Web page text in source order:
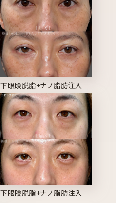
下眼瞼脱脂+ナノ脂肪注入
下眼瞼脱脂+ナノ脂肪注入